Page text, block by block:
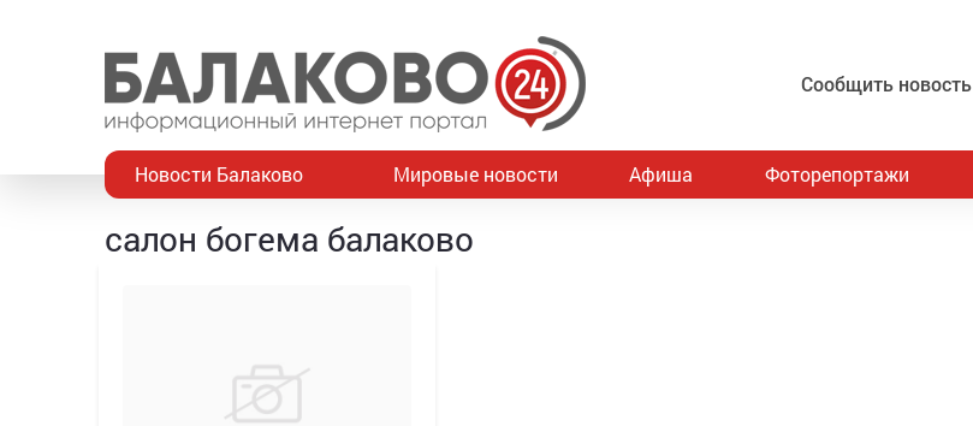
Сообщить новость
Новости Балаково Мировые новости Афиша Фоторепортажи
салон богема балаково